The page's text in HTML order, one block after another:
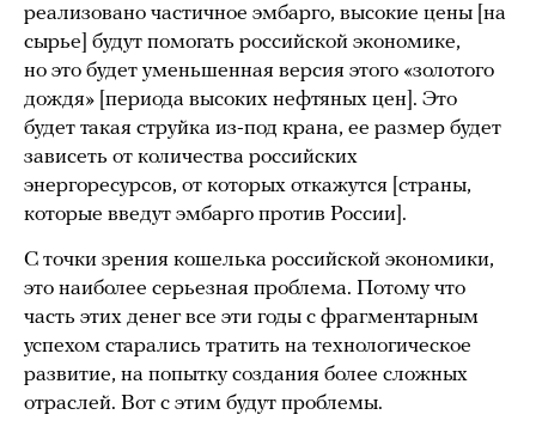
реализовано частичное эмбарго, высокие цены [на
сырье] будут помогать российской экономике,
но это будет уменьшенная версия этого «золотого
дождя» [периода высоких нефтяных цен]. Это
будет такая струйка из-под крана, ее размер будет
зависеть от количества российских
энергоресурсов, от которых откажутся [страны,
которые введут эмбарго против России].
С точки зрения кошелька российской экономики,
это наиболее серьезная проблема. Потому что
часть этих денег все эти годы с фрагментарным
успехом старались тратить на технологическое
развитие, на попытку создания более сложных
отраслей. Вот с этим будут проблемы.